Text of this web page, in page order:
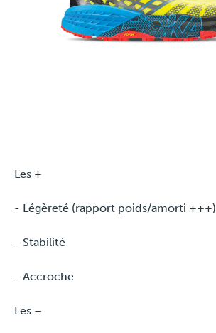
Les +
- Légèreté (rapport poids/amorti +++)
- Stabilité
- Accroche
Les –